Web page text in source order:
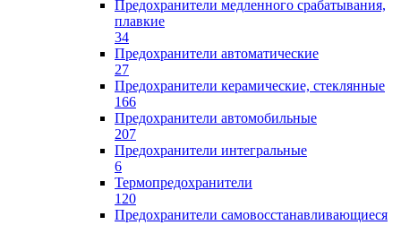
Предохранители медленного срабатывания,
плавкие
34
Предохранители автоматические
27
Предохранители керамические, стеклянные
166
Предохранители автомобильные
207
Предохранители интегральные
6
Термопредохранители
120
Предохранители самовосстанавливающиеся